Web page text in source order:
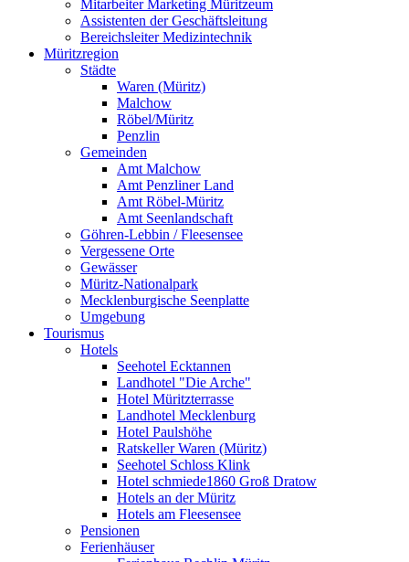
Mitarbeiter Marketing Müritzeum
Assistenten der Geschäftsleitung
Bereichsleiter Medizintechnik
Müritzregion
Städte
Waren (Müritz)
Malchow
Röbel/Müritz
Penzlin
Gemeinden
Amt Malchow
Amt Penzliner Land
Amt Röbel-Müritz
Amt Seenlandschaft
Göhren-Lebbin / Fleesensee
Vergessene Orte
Gewässer
Müritz-Nationalpark
Mecklenburgische Seenplatte
Umgebung
Tourismus
Hotels
Seehotel Ecktannen
Landhotel "Die Arche"
Hotel Müritzterrasse
Landhotel Mecklenburg
Hotel Paulshöhe
Ratskeller Waren (Müritz)
Seehotel Schloss Klink
Hotel schmiede1860 Groß Dratow
Hotels an der Müritz
Hotels am Fleesensee
Pensionen
Ferienhäuser